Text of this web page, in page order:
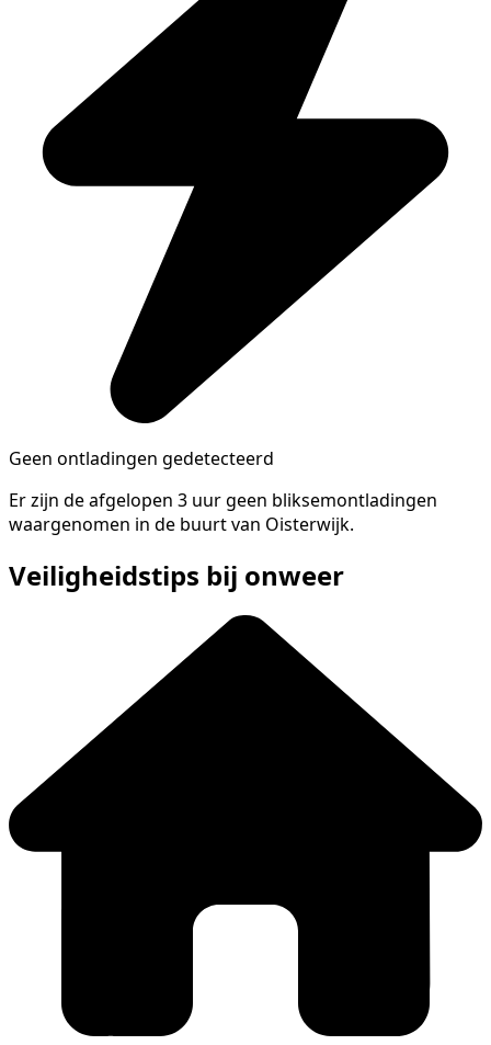
Geen ontladingen gedetecteerd
Er zijn de afgelopen 3 uur geen bliksemontladingen
waargenomen in de buurt van Oisterwijk.
Veiligheidstips bij onweer